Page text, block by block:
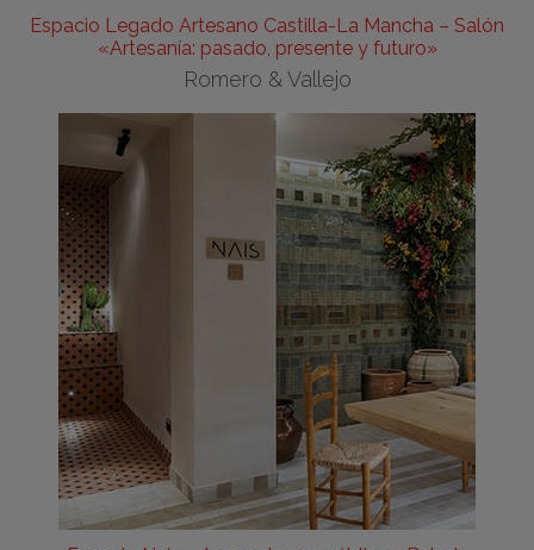
Espacio Legado Artesano Castilla-La Mancha – Salón
«Artesanía: pasado, presente y futuro»
Romero & Vallejo